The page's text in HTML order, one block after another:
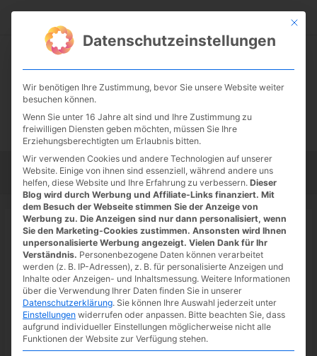
Startseite Tipps Tutorials Tests
Startseite»News
Trailer zur Resident Evil Village
Gold Edition bzw. Winter’s
Expansion DLC
22.07.2022/ VonSpoonie/Schreibe einen Kommentar /1
minute of reading
erscheint der DLC Winter’s Expansion
Mit
Datenschutzeinstellungen
Wir benötigen Ihre Zustimmung, bevor Sie unsere Website weiter
besuchen können.
Wenn Sie unter 16 Jahre alt sind und Ihre Zustimmung zu
freiwilligen Diensten geben möchten, müssen Sie Ihre
Erziehungsberechtigten um Erlaubnis bitten.
Wir verwenden Cookies und andere Technologien auf unserer
Website. Einige von ihnen sind essenziell, während andere uns
helfen, diese Website und Ihre Erfahrung zu verbessern. Dieser
Blog wird durch Werbung und Affiliate-Links finanziert. Mit
dem Besuch der Webseite stimmen Sie der Anzeige von
Werbung zu. Die Anzeigen sind nur dann personalisiert, wenn
Sie den Marketing-Cookies zustimmen. Ansonsten wird Ihnen
unpersonalisierte Werbung angezeigt. Vielen Dank für Ihr
Verständnis. Personenbezogene Daten können verarbeitet
werden (z. B. IP-Adressen), z. B. für personalisierte Anzeigen und
Inhalte oder Anzeigen- und Inhaltsmessung. Weitere Informationen
über die Verwendung Ihrer Daten finden Sie in unserer
Datenschutzerklärung. Sie können Ihre Auswahl jederzeit unter
Einstellungen widerrufen oder anpassen. Bitte beachten Sie, dass
aufgrund individueller Einstellungen möglicherweise nicht alle
Funktionen der Website zur Verfügung stehen.